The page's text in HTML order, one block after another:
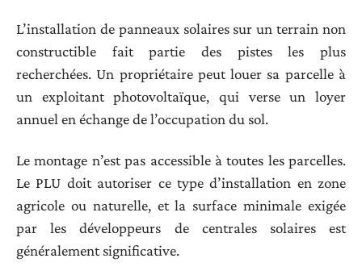
L’installation de panneaux solaires sur un terrain non
constructible fait partie des pistes les plus
recherchées. Un propriétaire peut louer sa parcelle à
un exploitant photovoltaïque, qui verse un loyer
annuel en échange de l’occupation du sol.
Le montage n’est pas accessible à toutes les parcelles.
Le PLU doit autoriser ce type d’installation en zone
agricole ou naturelle, et la surface minimale exigée
par les développeurs de centrales solaires est
généralement significative.